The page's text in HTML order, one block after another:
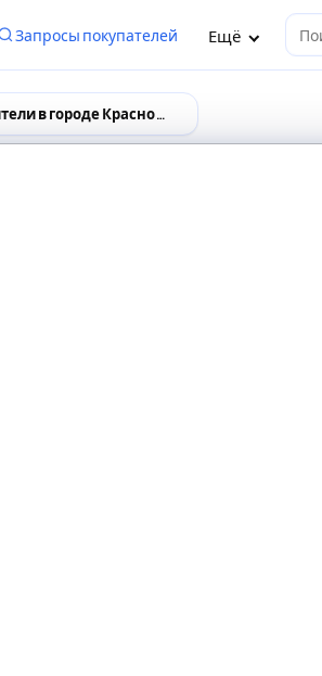
Запросы покупателей Ещё
Поставщики и производители в городе Краснодар